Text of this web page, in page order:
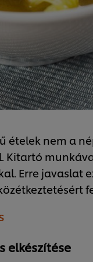
ételek nem a
Kitartó
Erre javaslat
elkészítése